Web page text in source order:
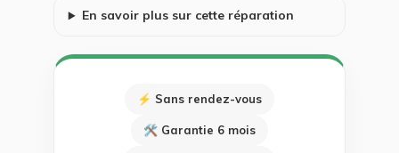
En savoir plus sur cette réparation
⚡ Sans rendez-vous
🛠 Garantie 6 mois